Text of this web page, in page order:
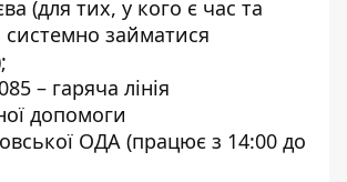
(для тих, у кого є час та
системно займатися
– гаряча лінія
допомоги
ОДА (працює з 14:00 до